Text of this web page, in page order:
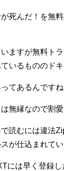
死んだ！を無
ますが無料ト
いるもののド
てあるんですね
無縁なので割
読むには違法
が仕込まれて
には早く登録